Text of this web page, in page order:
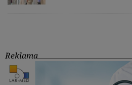
Reklama